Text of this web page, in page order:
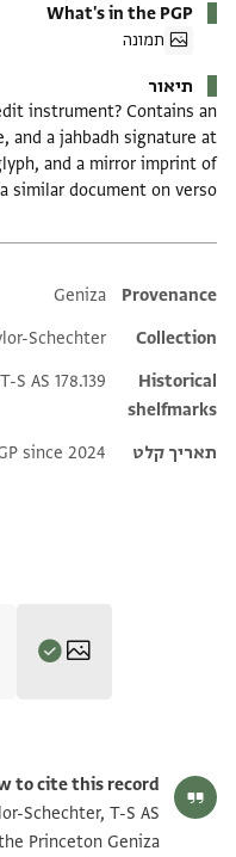
What's in the PGP
תמונה
תיאור
instrument? Contains an
and a jahbadh signature at
and a mirror imprint of
a similar document on verso.
Additional metadata
Provenance
Geniza
Collection
Schechter
Historical
shelfmarks
T-S AS 178.139
תאריך קלט since 2024
178.140 1v
to cite this record:
Schechter, T-S AS
Princeton Geniza